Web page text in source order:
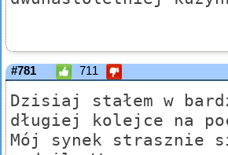
#781 711
Dzisiaj stałem w
długiej kolejce na
Mój synek strasznie